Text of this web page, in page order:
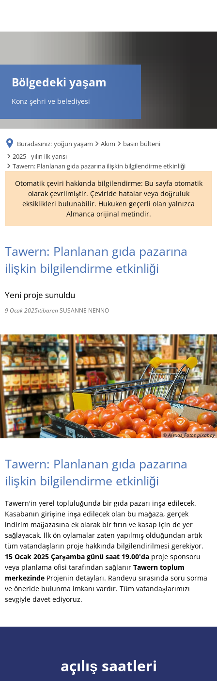
TR
UK
Bölgedeki yaşam
Konz şehri ve belediyesi
Buradasınız: yoğun yaşam Akım
basın bülteni
2025 - yılın ilk yarısı
Tawern: Planlanan gıda pazarına ilişkin bilgilendirme etkinliği
Otomatik çeviri hakkında bilgilendirme: Bu sayfa otomatik
olarak çevrilmiştir. Çeviride hatalar veya doğruluk
eksiklikleri bulunabilir. Hukuken geçerli olan yalnızca
Almanca orijinal metindir.
Tawern: Planlanan gıda pazarına
ilişkin bilgilendirme etkinliği
Yeni proje sunuldu
9 Ocak 2025itibarenSUSANNE NENNO
© Alexas_Fotos pixabay
Tawern: Planlanan gıda pazarına
ilişkin bilgilendirme etkinliği
Tawern'in yerel topluluğunda bir gıda pazarı inşa edilecek.
Kasabanın girişine inşa edilecek olan bu mağaza, gerçek
indirim mağazasına ek olarak bir fırın ve kasap için de yer
sağlayacak. İlk ön oylamalar zaten yapılmış olduğundan artık
tüm vatandaşların proje hakkında bilgilendirilmesi gerekiyor.
15 Ocak 2025 Çarşamba günü saat 19.00'da proje sponsoru
veya planlama ofisi tarafından sağlanır Tawern toplum
merkezinde Projenin detayları. Randevu sırasında soru sorma
ve öneride bulunma imkanı vardır. Tüm vatandaşlarımızı
sevgiyle davet ediyoruz.
açılış saatleri